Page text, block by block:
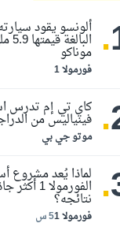
. فورمولا 1
ألونسو يقود
موناكو
. موتو جي بي
كاي تي إم تدرس
فينياليس من
. فورمولا 1 5 س
لماذا يُعد مشروع
نتائجه؟